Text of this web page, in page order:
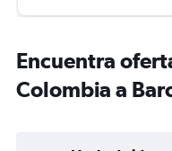
Encuentra
Colombia a